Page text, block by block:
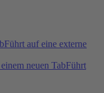
Führt auf eine externe
neuen TabFührt